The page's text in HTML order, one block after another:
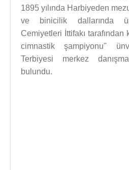
1895 yılında Harbiyeden
ve binicilik dallarında
Cemiyetleri İttifakı
cimnastik şampiyonu"
Terbiyesi merkez
bulundu.